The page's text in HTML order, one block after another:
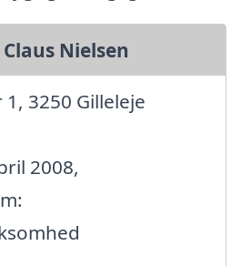
Nielsen
3250 Gilleleje
2008,